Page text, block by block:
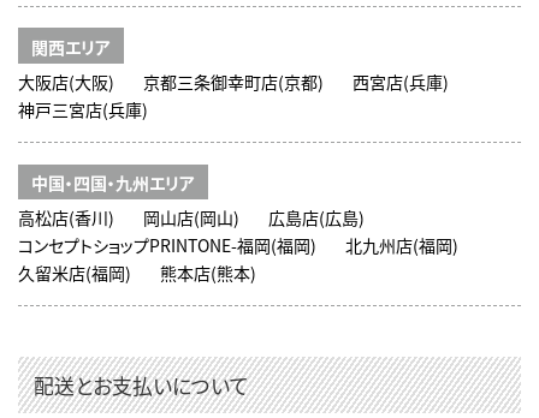
関西エリア
大阪店(大阪)
京都三条御幸町店(京都)
西宮店(兵庫)
神戸三宮店(兵庫)
中国・四国・九州エリア
高松店(香川)
岡山店(岡山)
広島店(広島)
コンセプトショップPRINTONE-福岡(福岡)
北九州店(福岡)
久留米店(福岡)
熊本店(熊本)
配送とお支払いについて